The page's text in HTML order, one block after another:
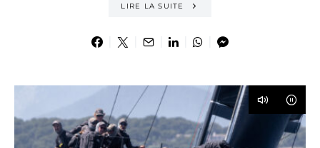
LIRE LA SUITE